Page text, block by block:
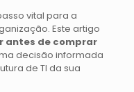
vital para a
Este artigo
antes de comprar
decisão informada
de TI da sua